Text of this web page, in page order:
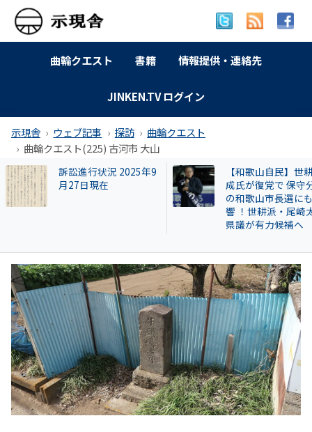
曲輪クエスト 書籍 情報提供・連絡先
JINKEN.TV ログイン
示現舎 ウェブ記事 探訪
曲輪クエスト
曲輪クエスト(225) 古河市 大山
【和歌山自民】世耕弘
成氏が復党で 保守分裂
曲輪クエスト(462)
本町広瀬